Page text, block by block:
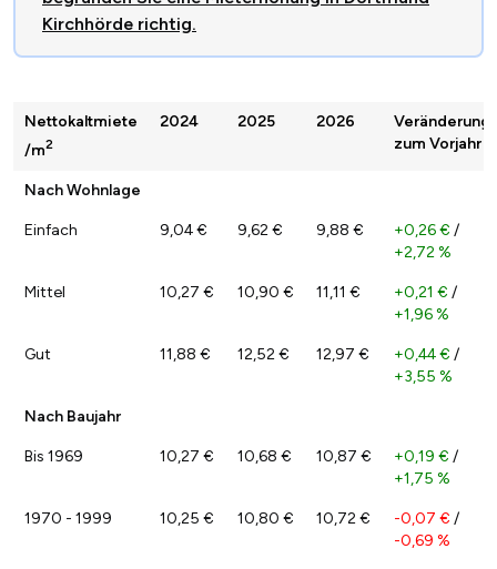
Kirchhörde richtig.
Nettokaltmiete
/m2
2024 2025 2026
Veränderung
zum Vorjahr
Nach Wohnlage
Einfach 9,04 € 9,62 € 9,88 € +0,26 € /
+2,72 %
Mittel 10,27 € 10,90 € 11,11 € +0,21 € /
+1,96 %
Gut 11,88 € 12,52 € 12,97 € +0,44 € /
+3,55 %
Nach Baujahr
Bis 1969 10,27 € 10,68 € 10,87 € +0,19 € /
+1,75 %
1970 - 1999 10,25 € 10,80 € 10,72 € -0,07 € /
-0,69 %